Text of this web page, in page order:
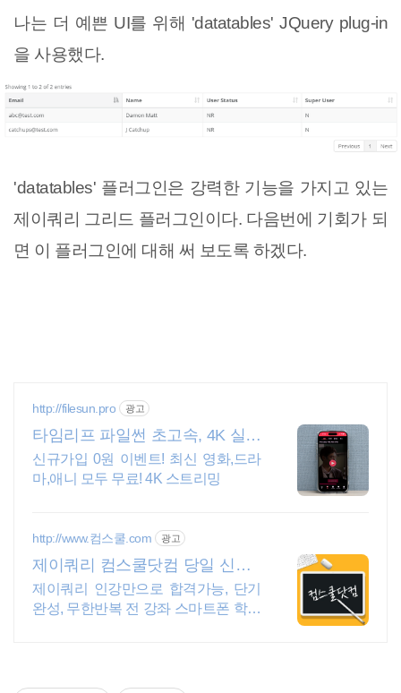
나는 더 예쁜 UI를 위해 'datatables' JQuery plug-in
을 사용했다.
'datatables' 플러그인은 강력한 기능을 가지고 있는
제이쿼리 그리드 플러그인이다. 다음번에 기회가 되
면 이 플러그인에 대해 써 보도록 하겠다.
http://filesun.pro 광고
타임리프 파일썬 초고속, 4K 실시
간 보기!
신규가입 0원 이벤트! 최신 영화,드라
마,애니 모두 무료! 4K 스트리밍
http://www.컴스쿨.com 광고
제이쿼리 컴스쿨닷컴 당일 신청&
결제시 기프티콘!
제이쿼리 인강만으로 합격가능, 단기
완성, 무한반복 전 강좌 스마트폰 학습